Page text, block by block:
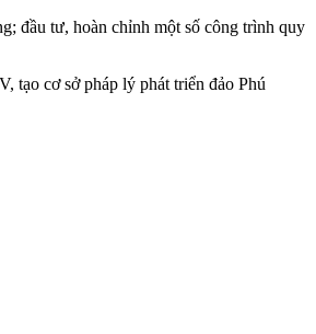
đầu tư, hoàn chỉnh một số công trình quy
tạo cơ sở pháp lý phát triển đảo Phú